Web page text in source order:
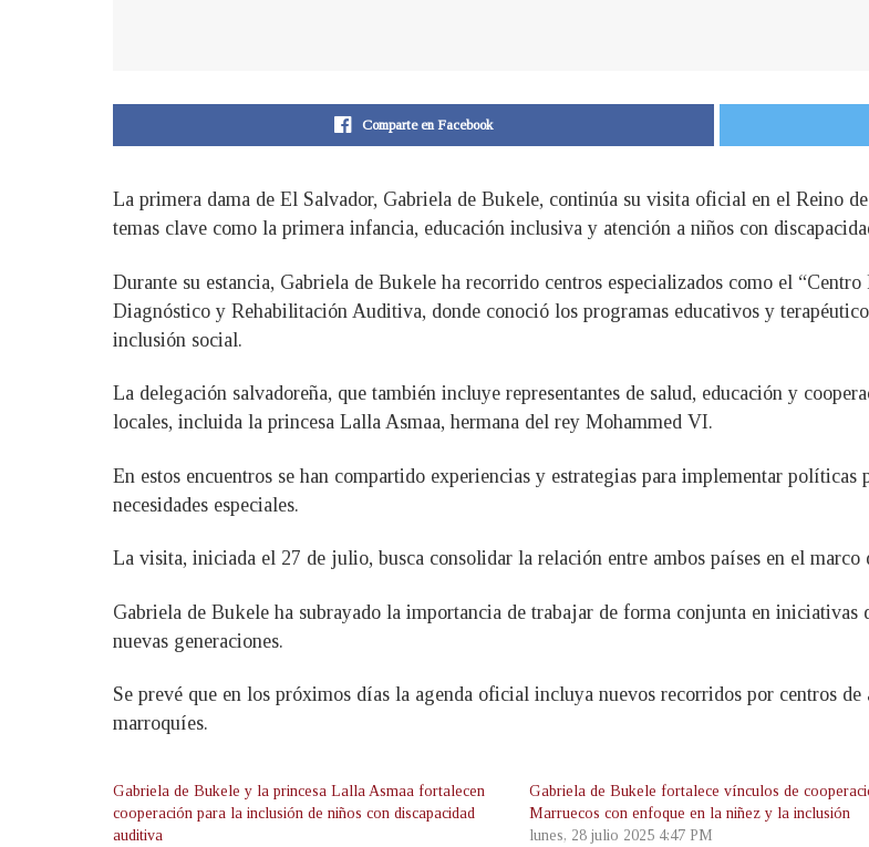
Comparte en Facebook
La primera dama de El Salvador, Gabriela de Bukele, continúa su visita oficial en el Reino
temas clave como la primera infancia, educación inclusiva y atención a niños con
Durante su estancia, Gabriela de Bukele ha recorrido centros especializados como el
Diagnóstico y Rehabilitación Auditiva, donde conoció los programas educativos y
inclusión social.
La delegación salvadoreña, que también incluye representantes de salud, educación y
locales, incluida la princesa Lalla Asmaa, hermana del rey Mohammed VI.
En estos encuentros se han compartido experiencias y estrategias para implementar
necesidades especiales.
La visita, iniciada el 27 de julio, busca consolidar la relación entre ambos países en el marco
Gabriela de Bukele ha subrayado la importancia de trabajar de forma conjunta en
nuevas generaciones.
Se prevé que en los próximos días la agenda oficial incluya nuevos recorridos por centros
marroquíes.
Gabriela de Bukele y la princesa Lalla Asmaa fortalecen
cooperación para la inclusión de niños con discapacidad
auditiva
Gabriela de Bukele fortalece vínculos de
Marruecos con enfoque en la niñez y la inclusión
lunes, 28 julio 2025 4:47 PM